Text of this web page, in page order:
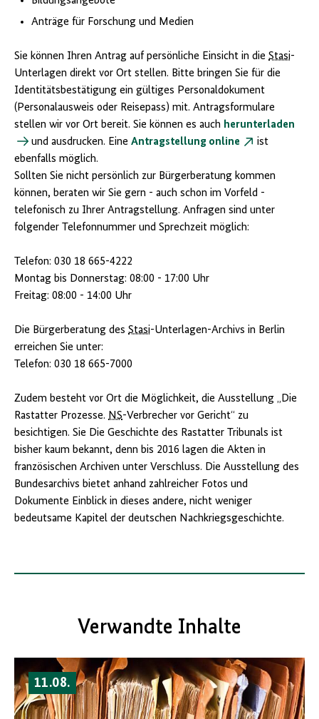
Anträge für Forschung und Medien
Sie können Ihren Antrag auf persönliche Einsicht in die Stasi-
Unterlagen direkt vor Ort stellen. Bitte bringen Sie für die
Identitätsbestätigung ein gültiges Personaldokument
(Personalausweis oder Reisepass) mit. Antragsformulare
stellen wir vor Ort bereit. Sie können es auch herunterladen
und ausdrucken. Eine Antragstellung online
ist
ebenfalls möglich.
Sollten Sie nicht persönlich zur Bürgerberatung kommen
können, beraten wir Sie gern - auch schon im Vorfeld -
telefonisch zu Ihrer Antragstellung. Anfragen sind unter
folgender Telefonnummer und Sprechzeit möglich:
Telefon: 030 18 665-4222
Montag bis Donnerstag: 08:00 - 17:00 Uhr
Freitag: 08:00 - 14:00 Uhr
Die Bürgerberatung des Stasi-Unterlagen-Archivs in Berlin
erreichen Sie unter:
Telefon: 030 18 665-7000
Zudem besteht vor Ort die Möglichkeit, die Ausstellung „Die
Rastatter Prozesse. NS-Verbrecher vor Gericht“ zu
besichtigen. Sie Die Geschichte des Rastatter Tribunals ist
bisher kaum bekannt, denn bis 2016 lagen die Akten in
französischen Archiven unter Verschluss. Die Ausstellung des
Bundesarchivs bietet anhand zahlreicher Fotos und
Dokumente Einblick in dieses andere, nicht weniger
bedeutsame Kapitel der deutschen Nachkriegsgeschichte.
Verwandte Inhalte
11.08.